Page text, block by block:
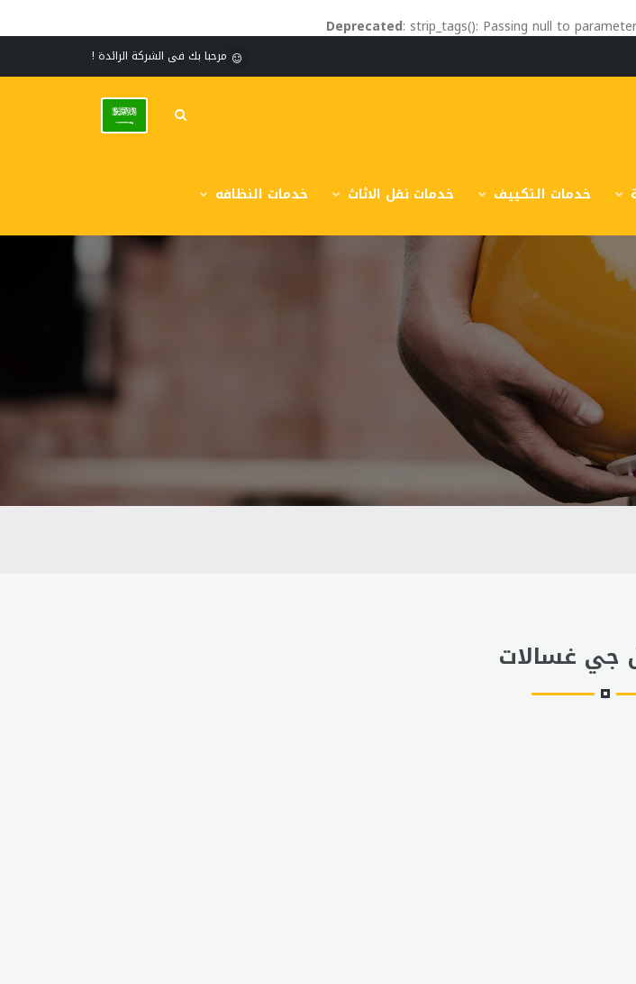
Deprecated: strip_tags(): Passing null to
مرحبا بك فى الشركة الرائدة !
خدمات التكييف خدمات نقل الاثاث خدمات النظافه
جي غسالات